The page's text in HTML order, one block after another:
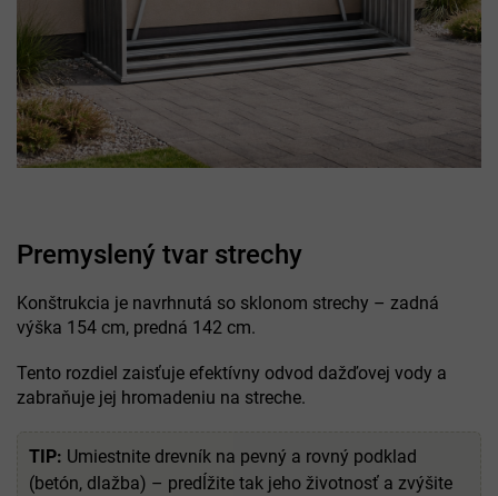
Premyslený tvar strechy
Konštrukcia je navrhnutá so sklonom strechy – zadná
výška 154 cm, predná 142 cm.
Tento rozdiel zaisťuje efektívny odvod dažďovej vody a
zabraňuje jej hromadeniu na streche.
TIP: Umiestnite drevník na pevný a rovný podklad
(betón, dlažba) – predĺžite tak jeho životnosť a zvýšite